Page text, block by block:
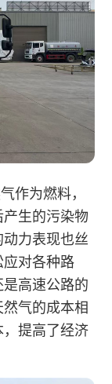
作为燃料，
生的污染物
力表现也丝
对各种路
高速公路的
气的成本相
提高了经济